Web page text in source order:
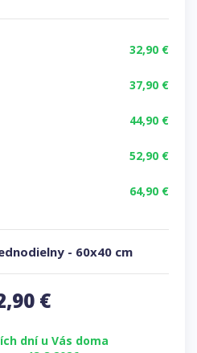
32,90 €
37,90 €
44,90 €
52,90 €
64,90 €
- 60x40 cm
€
dní u Vás doma